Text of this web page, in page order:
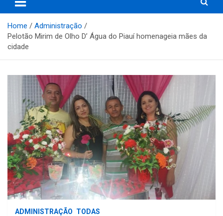
Home
Administração
Pelotão Mirim de Olho D’ Água do Piauí homenageia mães da
cidade
ADMINISTRAÇÃO TODAS